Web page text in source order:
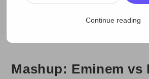
2010 > February > 25 > Muzica noua
Mashup: Eminem vs
Continue reading